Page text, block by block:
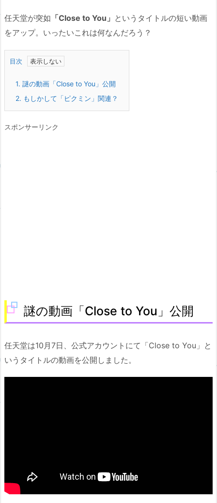
任天堂が突如 「Close to You」 というタイトルの短い動画
をアップ。いったいこれは何なんだろう？
目次
1. 謎の動画「Close to You」公開
2. もしかして「ピクミン」関連？
スポンサーリンク
謎の動画「Close to You」公開
任天堂は10月7日、公式アカウントにて「Close to You」と
いうタイトルの動画を公開しました。